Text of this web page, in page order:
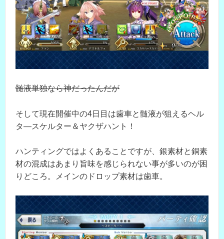
髄液単独なら神だったんだが
そして現在開催中の4日目は歯車と髄液が狙えるヘル
タ―スケルター＆ヤクザハント！
ハンティングではよくあることですが、銀素材と銅素
材の混成はあまり旨味を感じられない事が多いのが困
りどころ。メインのドロップ素材は歯車。